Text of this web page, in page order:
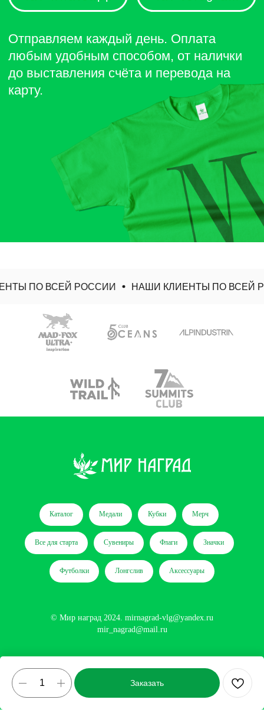
Заказать
ПО ВСЕЙ РОССИИ НАШИ КЛИЕНТЫ ПО ВСЕЙ
Каталог Медали Кубки Мерч
Все для старта Сувениры Флаги Значки
Футболки Лонгслив Аксессуары
© Мир наград 2024. mirnagrad-vlg@yandex.ru
mir_nagrad@mail.ru